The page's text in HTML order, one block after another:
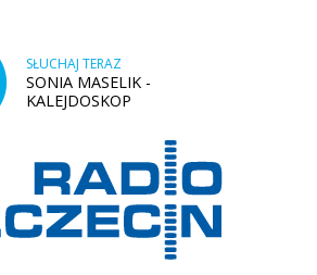
SŁUCHAJ TERAZ
SONIA MASELIK -
KALEJDOSKOP